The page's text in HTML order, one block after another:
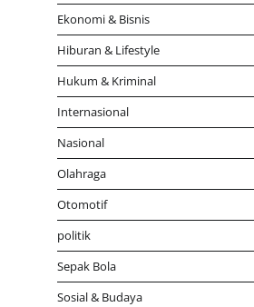
Ekonomi & Bisnis
Hiburan & Lifestyle
Hukum & Kriminal
Internasional
Nasional
Olahraga
Otomotif
politik
Sepak Bola
Sosial & Budaya